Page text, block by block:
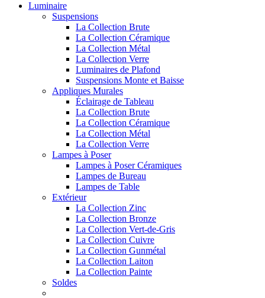
Luminaire
Suspensions
La Collection Brute
La Collection Céramique
La Collection Métal
La Collection Verre
Luminaires de Plafond
Suspensions Monte et Baisse
Appliques Murales
Éclairage de Tableau
La Collection Brute
La Collection Céramique
La Collection Métal
La Collection Verre
Lampes à Poser
Lampes à Poser Céramiques
Lampes de Bureau
Lampes de Table
Extérieur
La Collection Zinc
La Collection Bronze
La Collection Vert-de-Gris
La Collection Cuivre
La Collection Gunmétal
La Collection Laiton
La Collection Painte
Soldes